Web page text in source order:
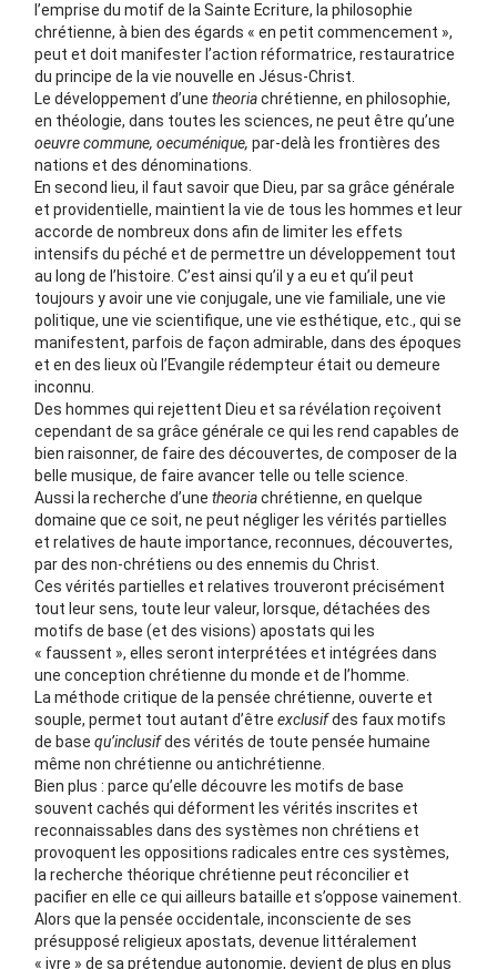
l’emprise du motif de la Sainte Ecriture, la philosophie
chrétienne, à bien des égards « en petit commencement »,
peut et doit manifester l’action réformatrice, restauratrice
du principe de la vie nouvelle en Jésus-Christ.
Le développement d’une theoriachrétienne, en philosophie,
en théologie, dans toutes les sciences, ne peut être qu’une
oeuvre commune, oecuménique, par-delà les frontières des
nations et des dénominations.
En second lieu, il faut savoir que Dieu, par sa grâce générale
et providentielle, maintient la vie de tous les hommes et leur
accorde de nombreux dons afin de limiter les effets
intensifs du péché et de permettre un développement tout
au long de l’histoire. C’est ainsi qu’il y a eu et qu’il peut
toujours y avoir une vie conjugale, une vie familiale, une vie
politique, une vie scientifique, une vie esthétique, etc., qui se
manifestent, parfois de façon admirable, dans des époques
et en des lieux où l’Evangile rédempteur était ou demeure
inconnu.
Des hommes qui rejettent Dieu et sa révélation reçoivent
cependant de sa grâce générale ce qui les rend capables de
bien raisonner, de faire des découvertes, de composer de la
belle musique, de faire avancer telle ou telle science.
Aussi la recherche d’une theoriachrétienne, en quelque
domaine que ce soit, ne peut négliger les vérités partielles
et relatives de haute importance, reconnues, découvertes,
par des non-chrétiens ou des ennemis du Christ.
Ces vérités partielles et relatives trouveront précisément
tout leur sens, toute leur valeur, lorsque, détachées des
motifs de base (et des visions) apostats qui les
« faussent », elles seront interprétées et intégrées dans
une conception chrétienne du monde et de l’homme.
La méthode critique de la pensée chrétienne, ouverte et
souple, permet tout autant d’être exclusifdes faux motifs
de base qu’inclusifdes vérités de toute pensée humaine
même non chrétienne ou antichrétienne.
Bien plus : parce qu’elle découvre les motifs de base
souvent cachés qui déforment les vérités inscrites et
reconnaissables dans des systèmes non chrétiens et
provoquent les oppositions radicales entre ces systèmes,
la recherche théorique chrétienne peut réconcilier et
pacifier en elle ce qui ailleurs bataille et s’oppose vainement.
Alors que la pensée occidentale, inconsciente de ses
présupposé religieux apostats, devenue littéralement
« ivre » de sa prétendue autonomie, devient de plus en plus